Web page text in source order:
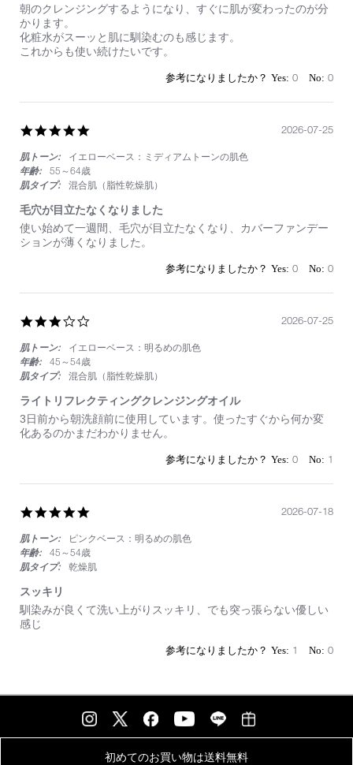
Review
by
on
29
review
stating
肌
が
ま
た
朝のクレンジングするようになり、すぐに肌が変わったのが分
かります。
化粧水がスーッと肌に馴染むのも感じます。
これからも使い続けたいです。
0 0
rating
肌トーン:
イエローベース：ミディアムトーンの肌色
年齢:
55～64歳
肌タイプ:
混合肌（脂性乾燥肌）
毛穴が目立たなくなりました
Review
by
2026
review
stating
目
た
く
な
り
し
た
使い始めて一週間、毛穴が目立たなくなり、カバーファンデー
ションが薄くなりました。
2026-07-25
0 0
rating
肌トーン:
イエローベース：明るめの肌色
年齢:
45～54歳
肌タイプ:
混合肌（脂性乾燥肌）
ライトリフレクティングクレンジングオイル
Review
by
2026
review
stating
リ
レ
テ
ィ
ン
ク
レ
ン
ジ
ル
3日前から朝洗顔前に使用しています。使ったすぐから何か変
化あるのかまだわかりません。
2026-07-25
0 1
rating
肌トーン:
ピンクベース：明るめの肌色
年齢:
45～54歳
肌タイプ:
乾燥肌
スッキリ
Review
by
review
stating
馴染みが良くて洗い上がりスッキリ、でも突っ張らない優しい
感じ
2026-07-18
1 0
初めてのお買い物は送料無料